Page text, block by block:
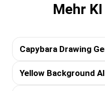
Mehr
Capybara Drawing
Yellow Background